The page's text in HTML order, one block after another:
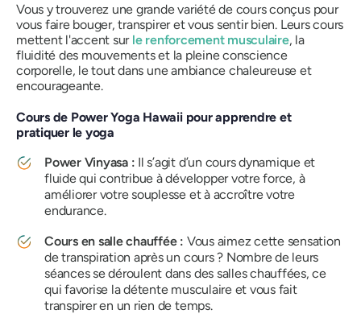
Vous y trouverez une grande variété de cours conçus pour
vous faire bouger, transpirer et vous sentir bien. Leurs cours
mettent l'accent sur le renforcement musculaire, la
fluidité des mouvements et la pleine conscience
corporelle, le tout dans une ambiance chaleureuse et
encourageante.
Cours de Power Yoga Hawaii pour apprendre et
pratiquer le yoga
Power Vinyasa : Il s’agit d’un cours dynamique et
fluide qui contribue à développer votre force, à
améliorer votre souplesse et à accroître votre
endurance.
Cours en salle chauffée : Vous aimez cette sensation
de transpiration après un cours ? Nombre de leurs
séances se déroulent dans des salles chauffées, ce
qui favorise la détente musculaire et vous fait
transpirer en un rien de temps.